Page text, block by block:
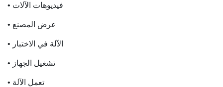
• فيديوهات الآلات
• عرض المصنع
• الآلة في الاختبار
• تشغيل الجهاز
• تعمل الآلة